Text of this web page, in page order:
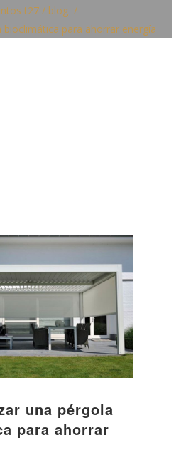
t27/ blog /
para ahorrar energía
una pérgola
para ahorrar